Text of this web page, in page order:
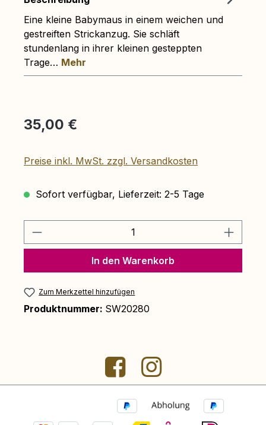
Eine kleine Babymaus in einem weichen und
gestreiften Strickanzug. Sie schläft
stundenlang in ihrer kleinen gesteppten
Trage… Mehr
Regulärer Preis:
35,00 €
Preise inkl. MwSt. zzgl. Versandkosten
Sofort verfügbar, Lieferzeit: 2-5 Tage
Produkt Anzahl: Gib den
In den Warenkorb
Zum Merkzettel hinzufügen
Produktnummer: SW20280